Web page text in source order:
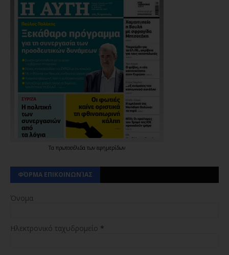
Τα πρωτοσέλιδα των εφημερίδων
ΦΌΡΜΑ ΕΠΙΚΟΙΝΩΝΊΑΣ
Όνομα
Ηλεκτρονικό ταχυδρομείο *